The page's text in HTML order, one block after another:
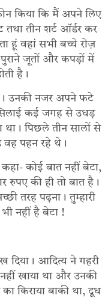
किया कि मैं अपने लिए
तीन शर्ट ऑर्डर कर
हूं वहां सभी बच्चे रोज़
जूतों और कपड़ों में
है।
उनकी नजर अपने फटे
कई जगह से उधड़
था। पिछले तीन सालों से
वह पहन रहे थे।
कोई बात नहीं बेटा,
की ही तो बात है।
तरह पढ़ना। तुम्हारी
नहीं है बेटा !
दिया। आदित्य ने गहरी
खाया था और उनकी
किराया बाकी था, दूध